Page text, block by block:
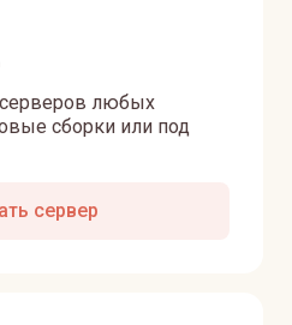
любых
сборки или под
сервер